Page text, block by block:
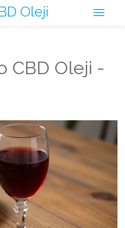
Oleji
CBD Oleji -